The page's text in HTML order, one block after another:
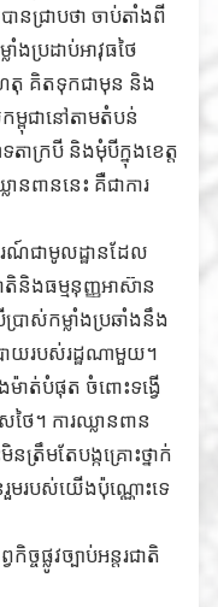
ជ្រាបថា ចាប់តាំងពី
ាំងប្រដាប់អាវុធថៃ
េតុ គិតទុកជាមុន និង
ពុជានៅតាមតំបន់
តាក្របី និងមុំបីក្នុងខេត្ត
ានពាននេះ គឺជាការ
រណ៍ជាមូលដ្ឋានដែល
តិនិងធម្មនុញ្ញអាស៊ាន
រាស់កម្លាំងប្រឆាំងនឹង
យរបស់រដ្ឋណាមួយ។
ម៉ាត់បំផុត ចំពោះទង្វើ
ថៃ។ ការឈ្លានពាន
រឹមតែបង្កគ្រោះថ្នាក់
មរបស់យើងប៉ុណ្ណោះទេ
ចផ្លូវច្បាប់អន្តរជាតិ